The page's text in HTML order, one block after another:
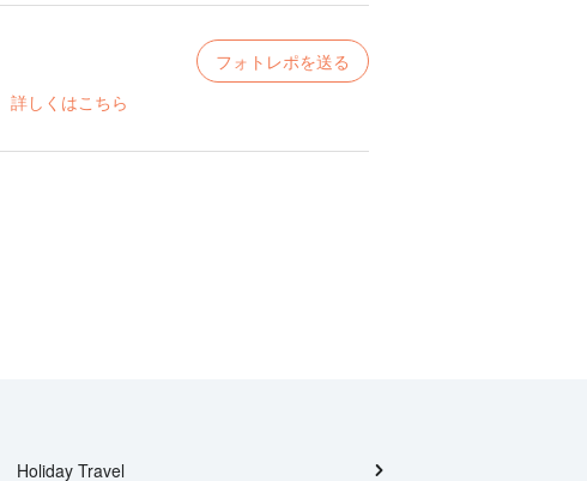
フォトレポを送る
詳しくはこちら
Holiday Travel